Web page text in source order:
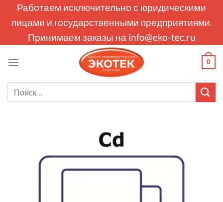
Работаем исключительно с юридическими
лицами и государственными предприятиями.
Принимаем заказы на info@eko-tec.ru
0